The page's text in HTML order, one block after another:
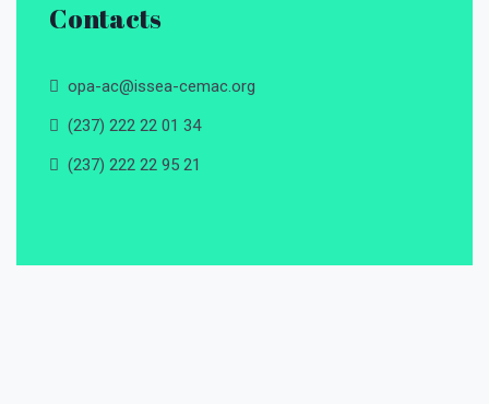
Contacts
opa-ac@issea-cemac.org
(237) 222 22 01 34
(237) 222 22 95 21